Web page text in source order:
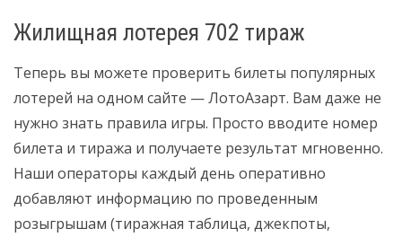
Жилищная лотерея 702 тираж
Теперь вы можете проверить билеты популярных
лотерей на одном сайте — ЛотоАзарт. Вам даже не
нужно знать правила игры. Просто вводите номер
билета и тиража и получаете результат мгновенно.
Наши операторы каждый день оперативно
добавляют информацию по проведенным
розыгрышам (тиражная таблица, джекпоты,